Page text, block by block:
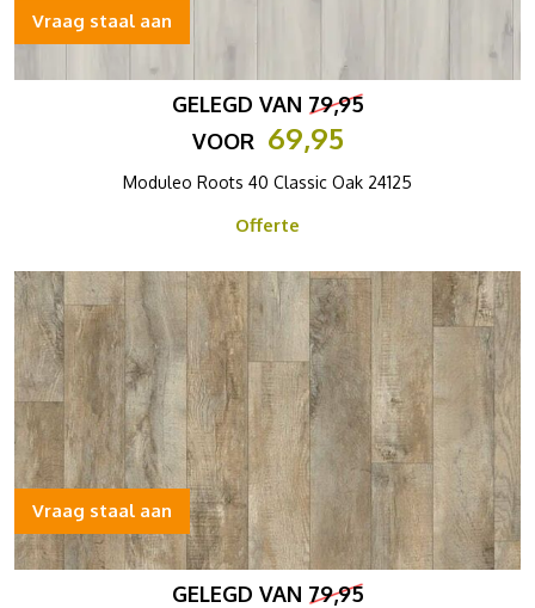
GELEGD VAN 79,95
VOOR 69,95
Moduleo Roots 40 Classic Oak 24125
Offerte
Vraag staal aan
GELEGD VAN 79,95
Vraag staal aan